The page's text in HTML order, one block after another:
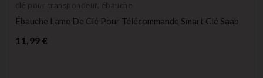
clé pour transpondeur, ébauche
Ébauche Lame De Clé Pour Télécommande Smart Clé Saab
11,99 €